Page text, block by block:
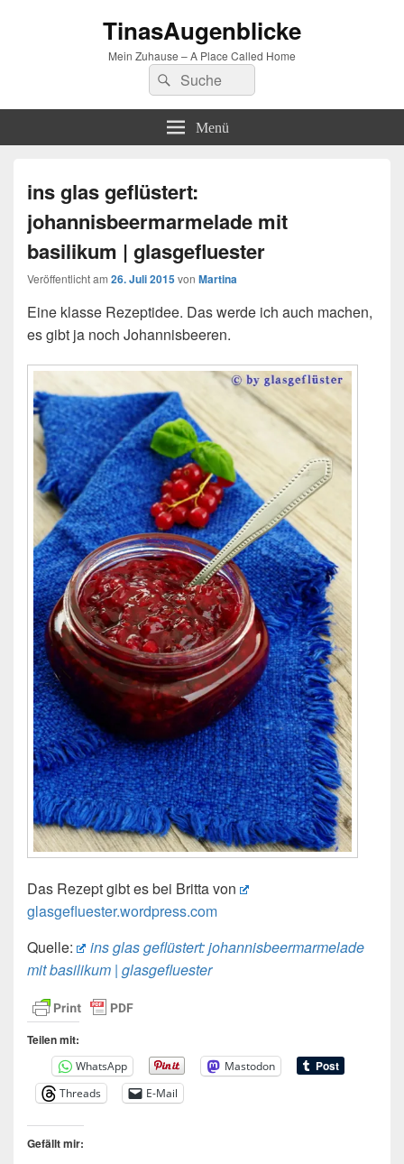
TinasAugenblicke
Mein Zuhause – A Place Called Home
Suchen
nach:
Suchen
Menü
ins glas geflüstert:
johannisbeermarmelade mit
basilikum | glasgefluester
Veröffentlicht am 26. Juli 2015von Martina
Eine klasse Rezeptidee. Das werde ich auch machen,
es gibt ja noch Johannisbeeren.
Das Rezept gibt es bei Britta von
glasgefluester.wordpress.com
Quelle:
ins glas geflüstert: johannisbeermarmelade
mit basilikum | glasgefluester
Teilen mit:
WhatsApp
Mastodon
Threads
E-Mail
Gefällt mir: